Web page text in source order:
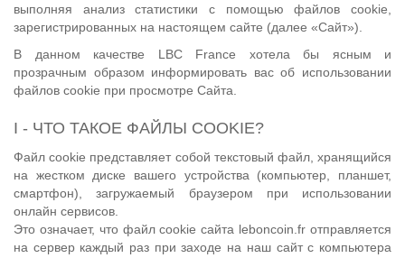
выполняя анализ статистики с помощью файлов cookie,
зарегистрированных на настоящем сайте (далее «Сайт»).
В данном качестве LBC France хотела бы ясным и
прозрачным образом информировать вас об использовании
файлов cookie при просмотре Сайта.
I - ЧТО ТАКОЕ ФАЙЛЫ COOKIE?
Файл cookie представляет собой текстовый файл, хранящийся
на жестком диске вашего устройства (компьютер, планшет,
смартфон), загружаемый браузером при использовании
онлайн сервисов.
Это означает, что файл cookie сайта leboncoin.fr отправляется
на сервер каждый раз при заходе на наш сайт с компьютера